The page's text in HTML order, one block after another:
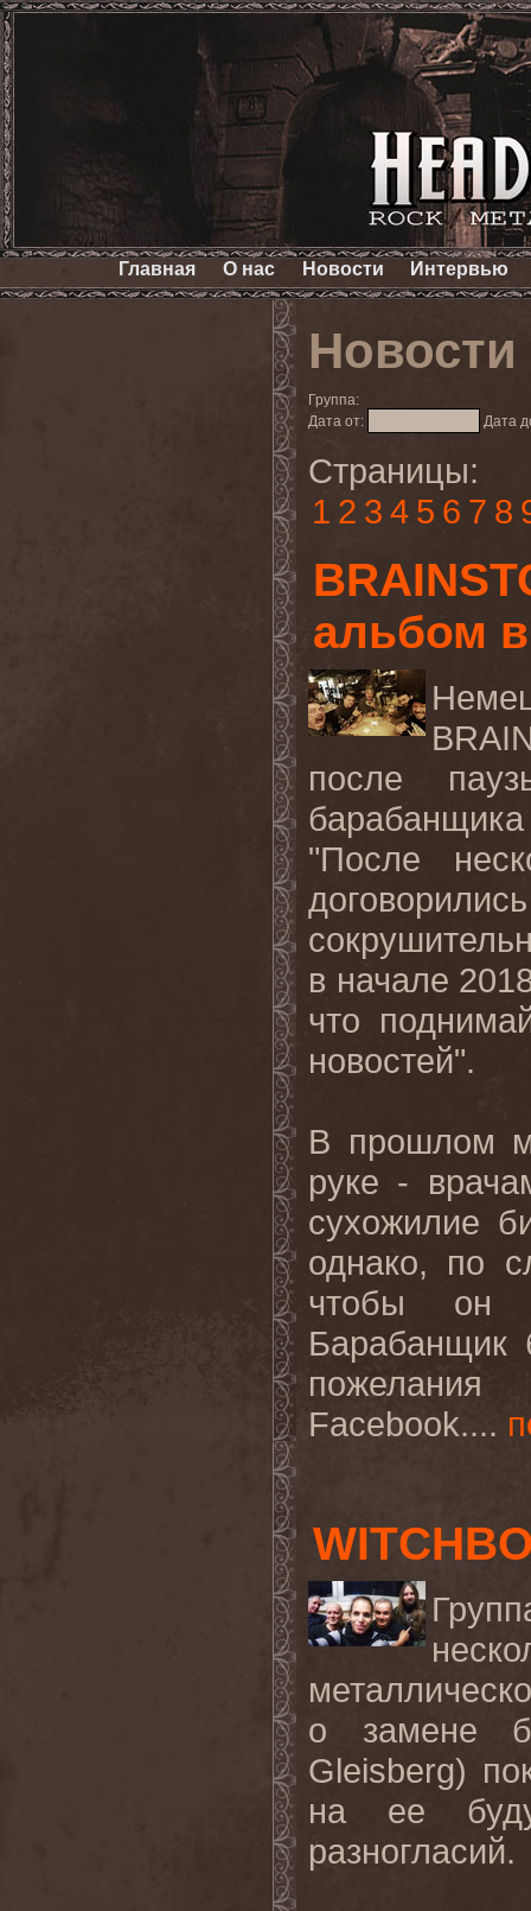
Главная О нас Новости Интервью
Новости
Группа:
Дата от:
Дата
Страницы:
1 2 3 4 5 6 7 8
альбом в
после
"После
в начале
что
новостей".
В прошлом
руке -
сухожилие
однако, по
чтобы он
Барабанщик
пожелания
Facebook....
о замене
Gleisberg)
на ее
разногласий.